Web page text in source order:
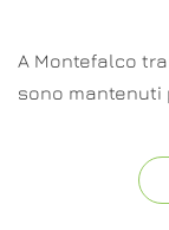
A Montefalco
sono